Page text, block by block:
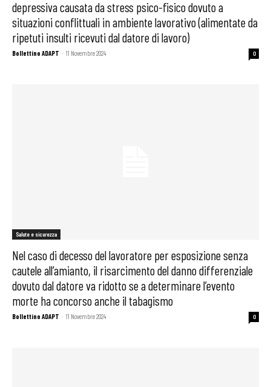
depressiva causata da stress psico-fisico dovuto a
situazioni conflittuali in ambiente lavorativo (alimentate da
ripetuti insulti ricevuti dal datore di lavoro)
Bollettino ADAPT - 11 Novembre 2024 0
Salute e sicurezza
Nel caso di decesso del lavoratore per esposizione senza
cautele all’amianto, il risarcimento del danno differenziale
dovuto dal datore va ridotto se a determinare l’evento
morte ha concorso anche il tabagismo
Bollettino ADAPT - 11 Novembre 2024 0